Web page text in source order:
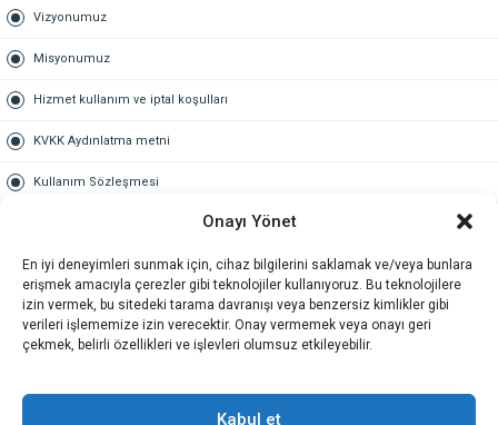
Onayı Yönet
En iyi deneyimleri sunmak için, cihaz bilgilerini saklamak ve/veya bunlara
erişmek amacıyla çerezler gibi teknolojiler kullanıyoruz. Bu teknolojilere
izin vermek, bu sitedeki tarama davranışı veya benzersiz kimlikler gibi
verileri işlememize izin verecektir. Onay vermemek veya onayı geri
çekmek, belirli özellikleri ve işlevleri olumsuz etkileyebilir.
Kabul et
Vizyonumuz
Misyonumuz
Hizmet kullanım ve iptal koşulları
KVKK Aydınlatma metni
Kullanım Sözleşmesi
Gold üyelik nedir
Kariyer